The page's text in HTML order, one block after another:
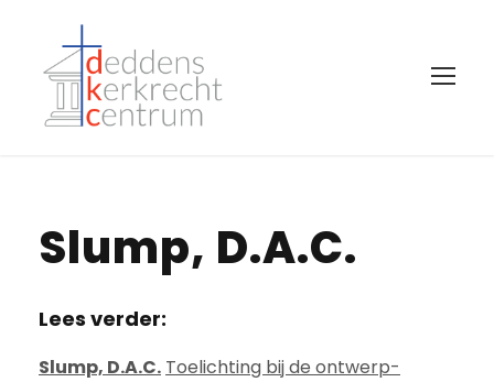
Slump, D.A.C.
Lees verder:
Slump, D.A.C. Toelichting bij de ontwerp-